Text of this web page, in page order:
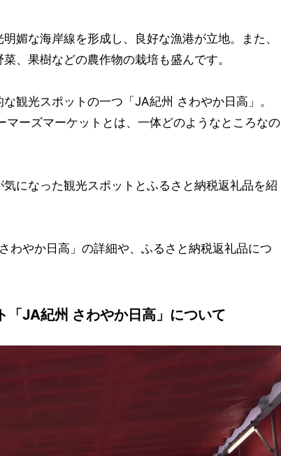
媚な海岸線を形成し、良好な漁港が立地。また、
、果樹などの農作物の栽培も盛んです。
観光スポットの一つ「JA紀州 さわやか日高」。
ーズマーケットとは、一体どのようなところなの
になった観光スポットとふるさと納税返礼品を紹
わやか日高」の詳細や、ふるさと納税返礼品につ
「JA紀州 さわやか日高」について